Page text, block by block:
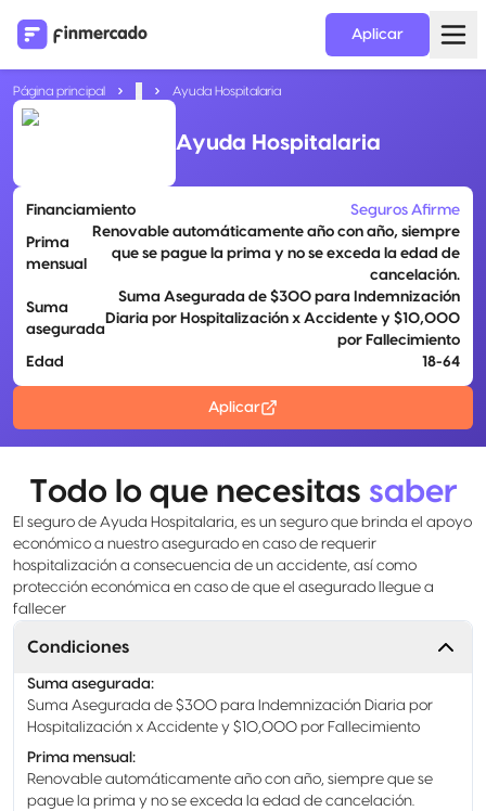
Aplicar
Página principal Ayuda Hospitalaria
Ayuda Hospitalaria
Financiamiento Seguros Afirme
Prima
mensual
Renovable automáticamente año con año, siempre
que se pague la prima y no se exceda la edad de
cancelación.
Suma
asegurada
Suma Asegurada de $300 para Indemnización
Diaria por Hospitalización x Accidente y $10,000
por Fallecimiento
Edad
18-64
Aplicar
Todo lo que necesitas saber
El seguro de Ayuda Hospitalaria, es un seguro que brinda el apoyo
económico a nuestro asegurado en caso de requerir
hospitalización a consecuencia de un accidente, así como
protección económica en caso de que el asegurado llegue a
fallecer
Condiciones
Suma asegurada:
Suma Asegurada de $300 para Indemnización Diaria por
Hospitalización x Accidente y $10,000 por Fallecimiento
Prima mensual :
Renovable automáticamente año con año, siempre que se
pague la prima y no se exceda la edad de cancelación.